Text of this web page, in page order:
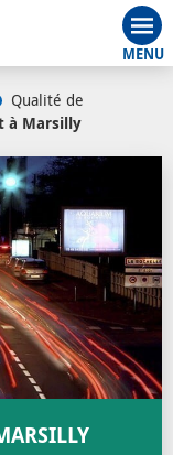
le moteur de
Qualité de
à Marsilly